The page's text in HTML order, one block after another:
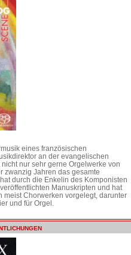
eines französischen
an der evangelischen
nur sehr gerne Orgelwerke von
zwanzig Jahren das gesamte
durch die Enkelin des Komponisten
Manuskripten und hat
Chorwerken vorgelegt, darunter
und für Orgel.